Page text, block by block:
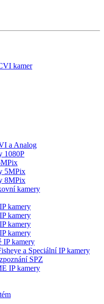
kamer
a Analog
1080P
5MPix
8MPix
kamery
kamery
kamery
kamery
kamery
IP kamery
a Speciální IP kamery
SPZ
IP kamery